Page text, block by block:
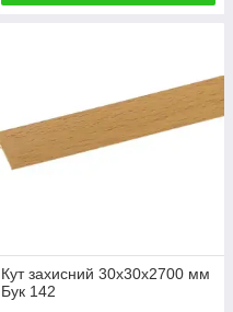
Кут захисний 30х30х2700 мм
Бук 142